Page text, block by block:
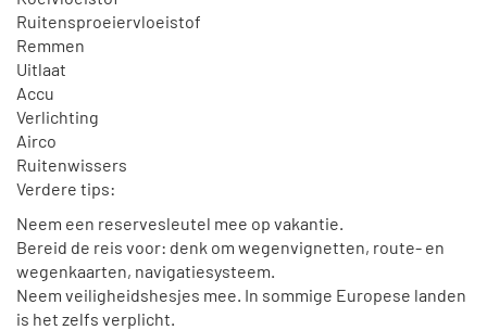
Ruitensproeiervloeistof
Remmen
Uitlaat
Accu
Verlichting
Airco
Ruitenwissers
Verdere tips:
Neem een reservesleutel mee op vakantie.
Bereid de reis voor: denk om wegenvignetten, route- en
wegenkaarten, navigatiesysteem.
Neem veiligheidshesjes mee. In sommige Europese landen
is het zelfs verplicht.